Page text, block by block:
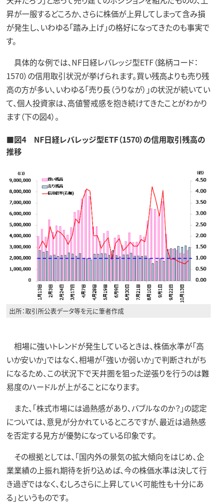
昇が一服するどころか、さらに株価が上昇してしまって含み損
が発生し、いわゆる「踏み上げ」の格好になってきたのも事実で
す。
具体的な例では、NF日経レバレッジ型ETF（銘柄コード：
1570）の信用取引状況が挙げられます。買い残高よりも売り残
高の方が多い、いわゆる「売り長（うりなが）」の状況が続いてい
て、個人投資家は、高値警戒感を抱き続けてきたことがわかり
ます（下の図4）。
■図4 NF日経レバレッジ型ETF（1570）の信用取引残高の
推移
出所：取引所公表データ等を元に筆者作成
相場に強いトレンドが発生しているときは、株価水準が「高
いか安いか」ではなく、相場が「強いか弱いか」で判断されがち
になるため、この状況下で天井圏を狙った逆張りを行うのは難
易度のハードルが上がることになります。
また、「株式市場には過熱感があり、バブルなのか？」の認定
については、意見が分かれているところですが、最近は過熱感
を否定する見方が優勢になっている印象です。
その根拠としては、「国内外の景気の拡大傾向をはじめ、企
業業績の上振れ期待を折り込めば、今の株価水準は決して行
き過ぎではなく、むしろさらに上昇していく可能性も十分にあ
る」というものです。